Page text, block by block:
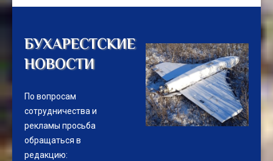
БУХАРЕСТСКИЕ
НОВОСТИ
По вопросам
сотрудничества и
рекламы просьба
обращаться в
редакцию: